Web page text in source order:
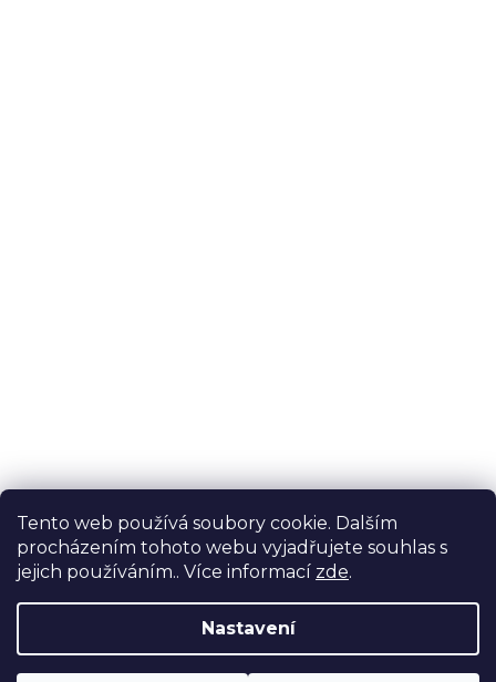
Tento web používá soubory cookie. Dalším
procházením tohoto webu vyjadřujete souhlas s
jejich používáním.. Více informací zde.
Nastavení